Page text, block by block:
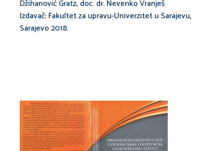
Džihanović Gratz, doc. dr. Nevenko Vranješ
Izdavač: Fakultet za upravu-Univerzitet u Sarajevu,
Sarajevo 2018.